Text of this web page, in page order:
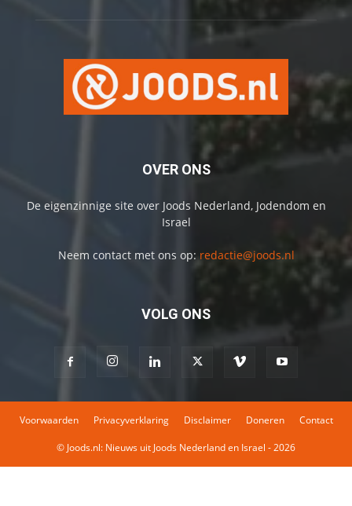
OVER ONS
De eigenzinnige site over Joods Nederland, Jodendom en
Israel
Neem contact met ons op: redactie@joods.nl
VOLG ONS
Voorwaarden Privacyverklaring Disclaimer Doneren Contact
© Joods.nl: Nieuws uit Joods Nederland en Israel - 2026